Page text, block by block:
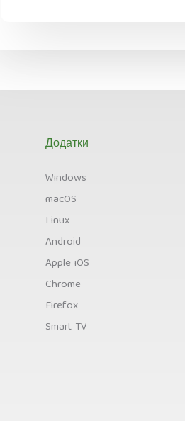
Додатки
Windows
macOS
Linux
Android
Apple iOS
Chrome
Firefox
Smart TV